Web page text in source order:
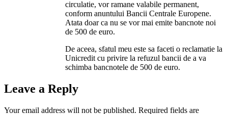
circulatie, vor ramane valabile permanent,
conform anuntului Bancii Centrale Europene.
Atata doar ca nu se vor mai emite bancnote noi
de 500 de euro.
De aceea, sfatul meu este sa faceti o reclamatie la
Unicredit cu privire la refuzul bancii de a va
schimba bancnotele de 500 de euro.
Leave a Reply
Your email address will not be published. Required fields are